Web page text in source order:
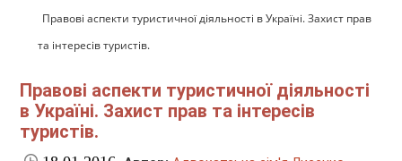
Правові аспекти туристичної діяльності в Україні. Захист прав
та інтересів туристів.
Правові аспекти туристичної діяльності
в Україні. Захист прав та інтересів
туристів.